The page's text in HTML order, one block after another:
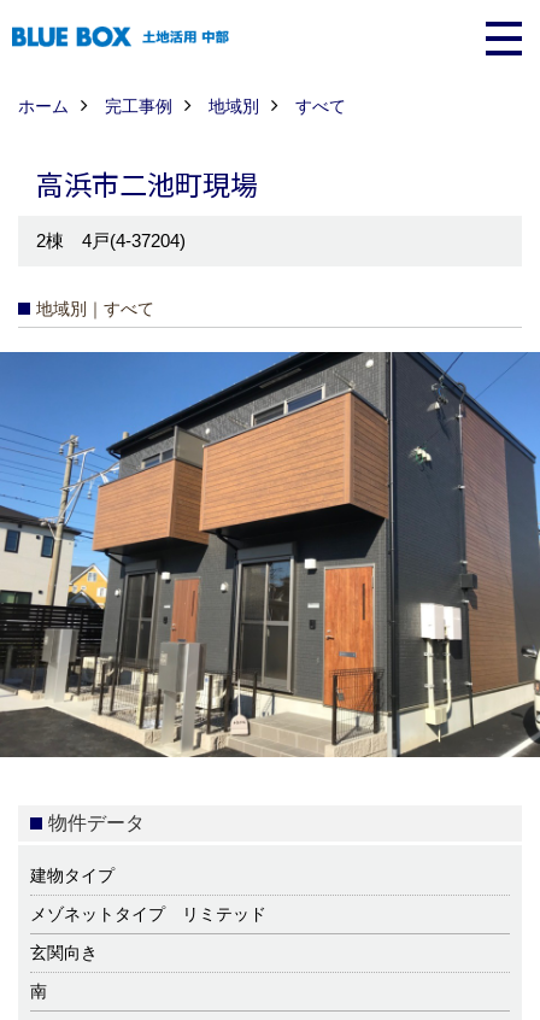
ホーム 完工事例 地域別 すべて
高浜市二池町現場
2棟 4戸(4-37204)
地域別｜すべて
物件データ
建物タイプ
メゾネットタイプ リミテッド
玄関向き
南